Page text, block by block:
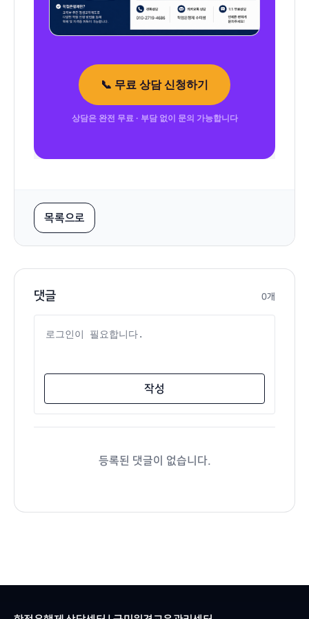
📞 무료 상담 신청하기
상담은 완전 무료 · 부담 없이 문의 가능합니다
목록으로
댓글 0개
댓글 내용
작성
등록된 댓글이 없습니다.